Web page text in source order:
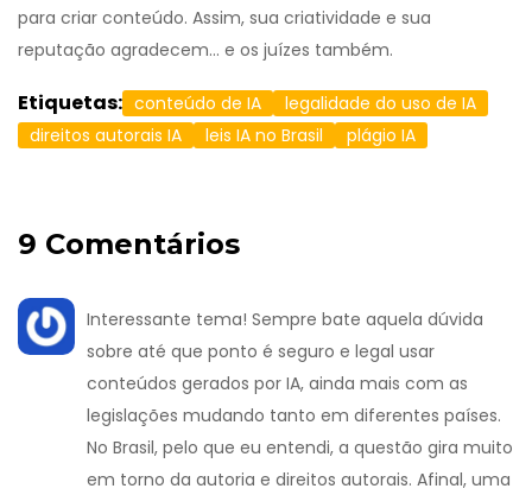
para criar conteúdo. Assim, sua criatividade e sua
reputação agradecem… e os juízes também.
Etiquetas: conteúdo de IA
legalidade do uso de IA
direitos autorais IA
leis IA no Brasil plágio IA
9 Comentários
Interessante tema! Sempre bate aquela dúvida
sobre até que ponto é seguro e legal usar
conteúdos gerados por IA, ainda mais com as
legislações mudando tanto em diferentes países.
No Brasil, pelo que eu entendi, a questão gira muito
em torno da autoria e direitos autorais. Afinal, uma